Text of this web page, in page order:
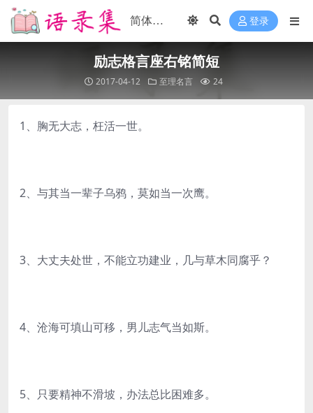
登录
励志格言座右铭简短
2017-04-12 至理名言 24
1、胸无大志，枉活一世。
2、与其当一辈子乌鸦，莫如当一次鹰。
3、大丈夫处世，不能立功建业，几与草木同腐乎？
4、沧海可填山可移，男儿志气当如斯。
5、只要精神不滑坡，办法总比困难多。